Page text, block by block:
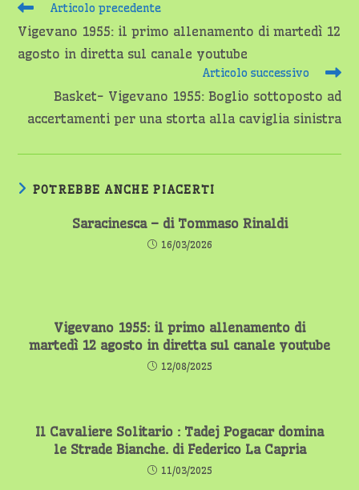
Leggi
articoli
Articolo precedente
Vigevano 1955: il primo allenamento di martedì 12
agosto in diretta sul canale youtube
Articolo successivo
Basket- Vigevano 1955: Boglio sottoposto ad
accertamenti per una storta alla caviglia sinistra
POTREBBE ANCHE PIACERTI
Saracinesca – di Tommaso Rinaldi
16/03/2026
Vigevano 1955: il primo allenamento di
martedì 12 agosto in diretta sul canale youtube
12/08/2025
Il Cavaliere Solitario : Tadej Pogacar domina
le Strade Bianche. di Federico La Capria
11/03/2025